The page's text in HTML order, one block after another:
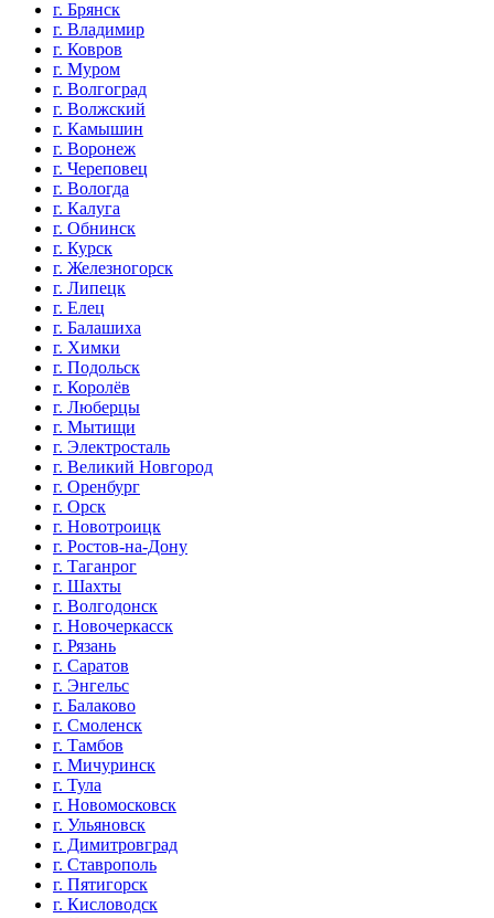
г. Брянск
г. Владимир
г. Ковров
г. Муром
г. Волгоград
г. Волжский
г. Камышин
г. Воронеж
г. Череповец
г. Вологда
г. Калуга
г. Обнинск
г. Курск
г. Железногорск
г. Липецк
г. Елец
г. Балашиха
г. Химки
г. Подольск
г. Королёв
г. Люберцы
г. Мытищи
г. Электросталь
г. Великий Новгород
г. Оренбург
г. Орск
г. Новотроицк
г. Ростов-на-Дону
г. Таганрог
г. Шахты
г. Волгодонск
г. Новочеркасск
г. Рязань
г. Саратов
г. Энгельс
г. Балаково
г. Смоленск
г. Тамбов
г. Мичуринск
г. Тула
г. Новомосковск
г. Ульяновск
г. Димитровград
г. Ставрополь
г. Пятигорск
г. Кисловодск